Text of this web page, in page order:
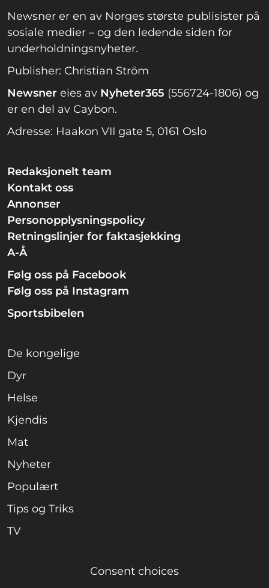
Newsner er en av Norges største publisister på
sosiale medier – og den ledende siden for
underholdningsnyheter.
Publisher: Christian Ström
Newsner eies av Nyheter365 (556724-1806) og
er en del av Caybon.
Adresse: Haakon VII gate 5, 0161 Oslo
Redaksjonelt team
Kontakt oss
Annonser
Personopplysningspolicy
Retningslinjer for faktasjekking
A-Å
Følg oss på Facebook
Følg oss på Instagram
Sportsbibelen
De kongelige
Dyr
Helse
Kjendis
Mat
Nyheter
Populært
Tips og Triks
TV
Consent choices